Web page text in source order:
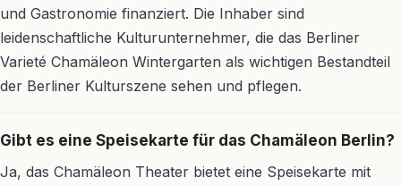
und Gastronomie finanziert. Die Inhaber sind
leidenschaftliche Kulturunternehmer, die das Berliner
Varieté Chamäleon Wintergarten als wichtigen Bestandteil
der Berliner Kulturszene sehen und pflegen.
Gibt es eine Speisekarte für das Chamäleon Berlin?
Ja, das Chamäleon Theater bietet eine Speisekarte mit